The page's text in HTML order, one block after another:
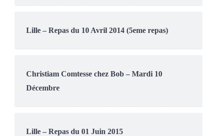
Lille – Repas du 10 Avril 2014 (5eme repas)
Christiam Comtesse chez Bob – Mardi 10
Décembre
Lille – Repas du 01 Juin 2015